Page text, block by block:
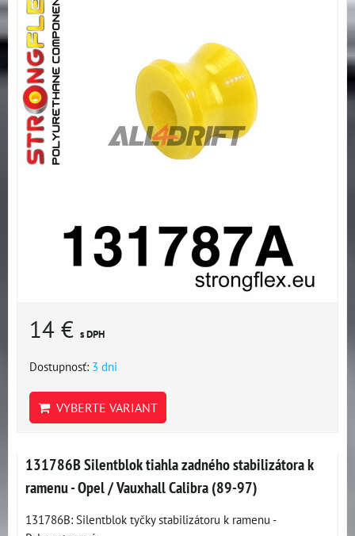
14 € s DPH
Dostupnosť: 3 dni
VYBERTE VARIANT
131786B Silentblok tiahla zadného stabilizátora k
ramenu - Opel / Vauxhall Calibra (89-97)
131786B: Silentblok tyčky stabilizátoru k ramenu -